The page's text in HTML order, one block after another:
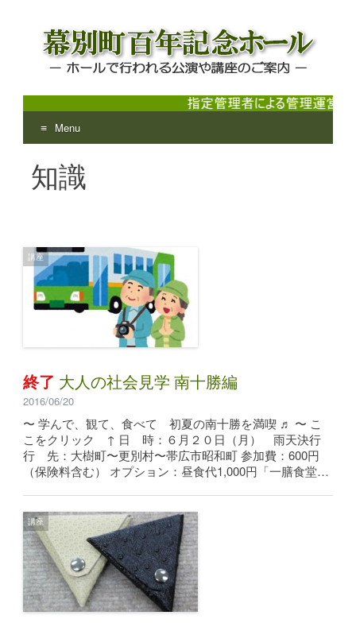
幕別町百年記念ホール
ホールで行われる公演や講座のご案内
Menu
to
content
知識
講座
終了 大人の社会見学 南十勝編
2016/06/20
〜 学んで、観て、食べて 初夏の南十勝を満喫 ♬ 〜 こ
こをクリック ↑ 日 時：６月２０日（月） 雨天決行
行 先：大樹町〜更別村〜帯広市昭和町 参加費：600円
（保険料含む） オプション：昼食代1,000円「一膳食堂…
講座